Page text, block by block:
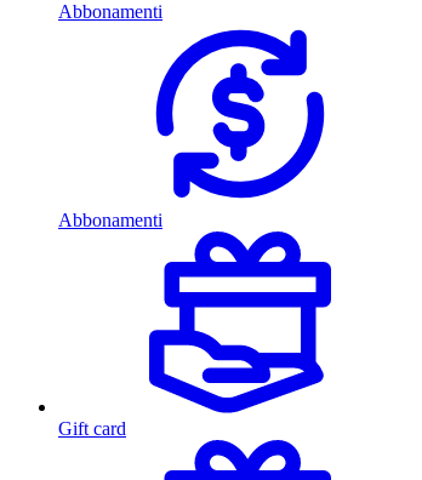
Abbonamenti
Abbonamenti
Gift card